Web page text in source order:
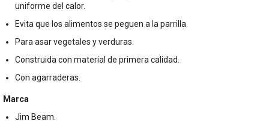
uniforme del calor.
Evita que los alimentos se peguen a la parrilla.
Para asar vegetales y verduras.
Construida con material de primera calidad.
Con agarraderas.
Marca
Jim Beam.